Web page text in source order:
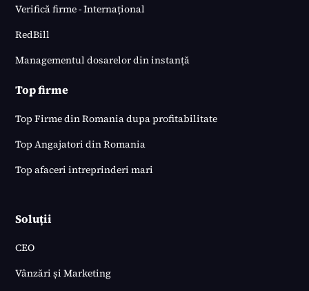
Verifică firme - Internațional
RedBill
Managementul dosarelor din instanță
Top firme
Top Firme din Romania dupa profitabilitate
Top Angajatori din Romania
Top afaceri intreprinderi mari
Soluții
CEO
Vânzări și Marketing